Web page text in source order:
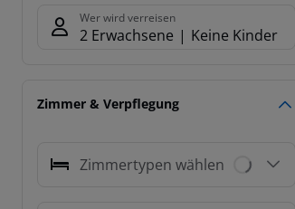
Wer wird verreisen
2 Erwachsene Keine Kinder
Zimmer & Verpflegung
Zimmertypen wählen